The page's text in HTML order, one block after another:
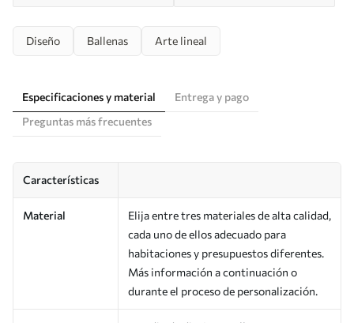
Diseño Ballenas Arte lineal
Especificaciones y material
Entrega y pago
Preguntas más frecuentes
Características
Material
Elija entre tres materiales de alta calidad,
cada uno de ellos adecuado para
habitaciones y presupuestos diferentes.
Más información a continuación o
durante el proceso de personalización.